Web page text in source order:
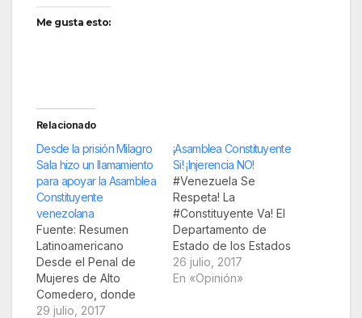
Me gusta esto:
Relacionado
Desde la prisión Milagro
Sala hizo un llamamiento
para apoyar la Asamblea
Constituyente
venezolana
Fuente: Resumen
Latinoamericano
Desde el Penal de
Mujeres de Alto
Comedero, donde
estoy privada
29 julio, 2017
¡Asamblea Constituyente
Si! ¡Injerencia NO!
#Venezuela Se
Respeta! La
#Constituyente Va! El
Departamento de
Estado de los Estados
Unidos de América, la
oligarquía y la
26 julio, 2017
En «Opinión»